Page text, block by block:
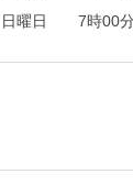
日曜日
7時00